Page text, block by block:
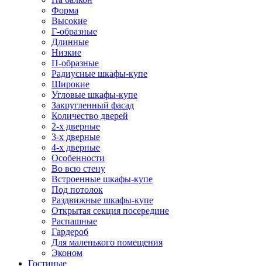
Форма
Высокие
Г-образные
Длинные
Низкие
П-образные
Радиусные шкафы-купе
Широкие
Угловые шкафы-купе
Закругленный фасад
Количество дверей
2-х дверные
3-х дверные
4-х дверные
Особенности
Во всю стену
Встроенные шкафы-купе
Под потолок
Раздвижные шкафы-купе
Открытая секция посередине
Распашные
Гардероб
Для маленького помещения
Эконом
Гостиные